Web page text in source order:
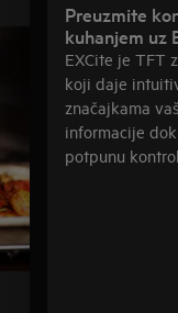
Preuzmite
kuhanjem uz
EXCite je TFT
koji daje
značajkama
informacije
potpunu